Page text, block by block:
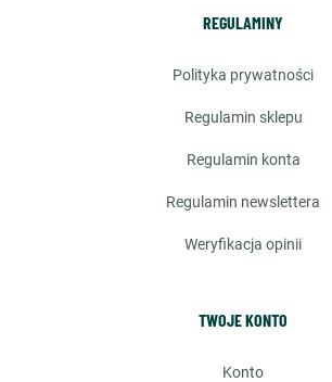
REGULAMINY
polityka prywatności
regulamin sklepu
regulamin konta
regulamin newslettera
weryfikacja opinii
TWOJE KONTO
konto